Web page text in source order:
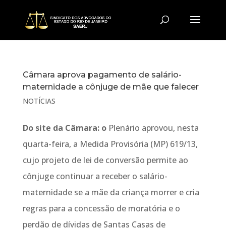
Câmara aprova pagamento de salário-
maternidade a cônjuge de mãe que falecer
NOTÍCIAS
Do site da Câmara: oPlenário aprovou, nesta
quarta-feira, a Medida Provisória (MP) 619/13,
cujo projeto de lei de conversão permite ao
cônjuge continuar a receber o salário-
maternidade se a mãe da criança morrer e cria
regras para a concessão de moratória e o
perdão de dívidas de Santas Casas de